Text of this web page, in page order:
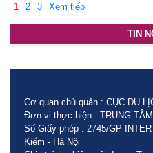
1 2 3 Xem tiếp
TIN
Cơ quan chủ quản : CỤC DU
Đơn vị thực hiện : TRUNG
Số Giấy phép : 2745/GP-
Kiếm - Hà Nội